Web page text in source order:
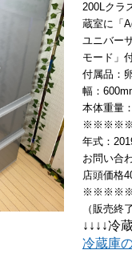
200Lクラ
蔵室に「
ユニバー
モード」
付属品：
幅：
本体重量
年式：
お問い合
店頭価格
（販売終
↓↓↓↓冷
冷蔵庫